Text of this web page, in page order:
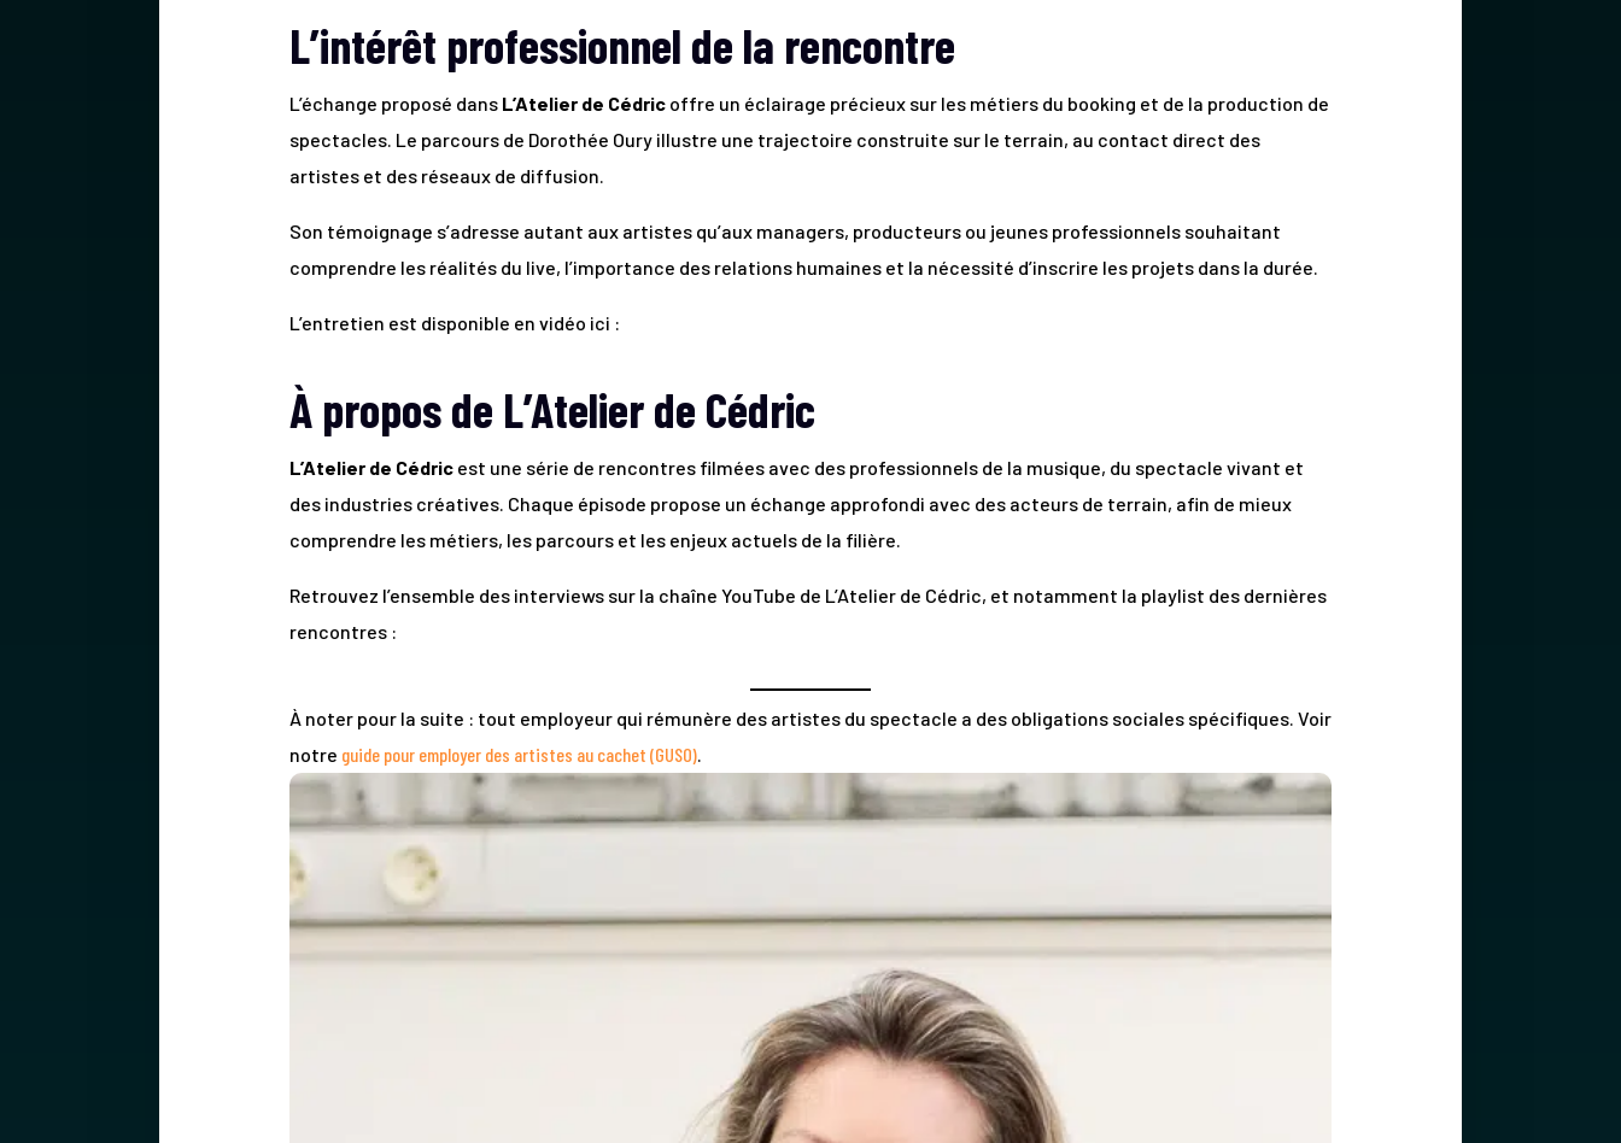
L’intérêt professionnel de la rencontre
L’échange proposé dans L’Atelier de Cédric offre un éclairage précieux sur les métiers du booking et de la production de
spectacles. Le parcours de Dorothée Oury illustre une trajectoire construite sur le terrain, au contact direct des
artistes et des réseaux de diffusion.
Son témoignage s’adresse autant aux artistes qu’aux managers, producteurs ou jeunes professionnels souhaitant
comprendre les réalités du live, l’importance des relations humaines et la nécessité d’inscrire les projets dans la durée.
L’entretien est disponible en vidéo ici :
À propos de L’Atelier de Cédric
L’Atelier de Cédric est une série de rencontres filmées avec des professionnels de la musique, du spectacle vivant et
des industries créatives. Chaque épisode propose un échange approfondi avec des acteurs de terrain, afin de mieux
comprendre les métiers, les parcours et les enjeux actuels de la filière.
Retrouvez l’ensemble des interviews sur la chaîne YouTube de L’Atelier de Cédric, et notamment la playlist des dernières
rencontres :
À noter pour la suite : tout employeur qui rémunère des artistes du spectacle a des obligations sociales spécifiques. Voir
notre guide pour employer des artistes au cachet (GUSO)